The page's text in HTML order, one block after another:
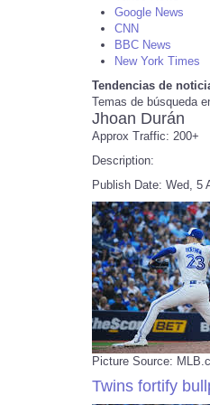
Google News
CNN
BBC News
New York Times
Tendencias de
Temas de búsqueda
Jhoan Durán
Approx Traffic: 200+
Description:
Publish Date: Wed, 5
Picture Source:
Twins fortify